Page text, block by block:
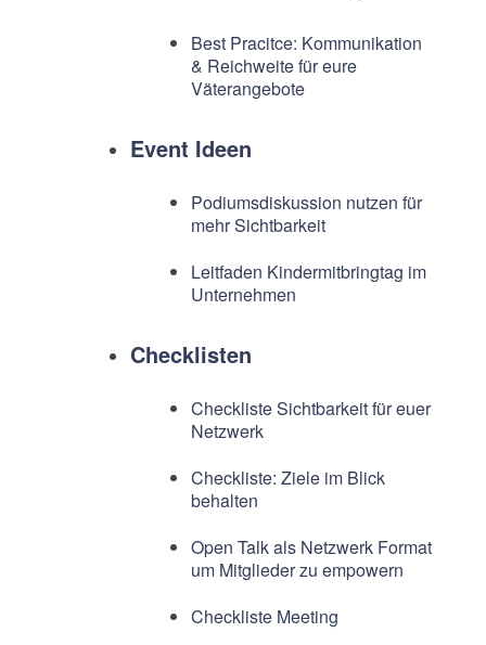
Best Pracitce: Kommunikation
& Reichweite für eure
Väterangebote
Event Ideen
Podiumsdiskussion nutzen für
mehr Sichtbarkeit
Leitfaden Kindermitbringtag im
Unternehmen
Checklisten
Checkliste Sichtbarkeit für euer
Netzwerk
Checkliste: Ziele im Blick
behalten
Open Talk als Netzwerk Format
um Mitglieder zu empowern
Checkliste Meeting